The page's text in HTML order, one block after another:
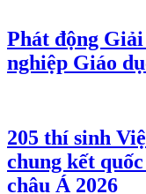
Phát động
nghiệp Giáo
205 thí sinh
chung kết
châu Á 2026